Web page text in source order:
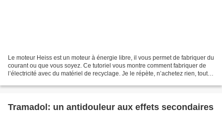
Le moteur Heiss est un moteur à énergie libre, il vous permet de fabriquer du
courant ou que vous soyez. Ce tutoriel vous montre comment fabriquer de
l’électricité avec du matériel de recyclage. Je le répète, n’achetez rien, tout
Tramadol: un antidouleur aux effets secondaires